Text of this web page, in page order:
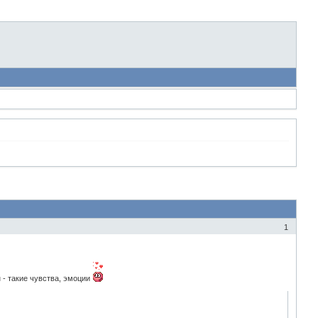
1
такие чувства, эмоции